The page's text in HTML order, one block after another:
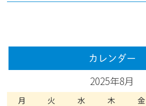
カレンダー
2025年8月
月 火 水 木 金